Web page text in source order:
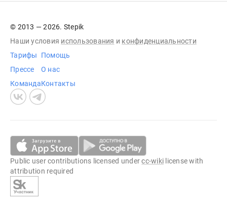
© 2013 — 2026. Stepik
Наши условия использования и конфиденциальности
Тарифы
Прессе
Команда
Помощь
О нас
Контакты
Public user contributions licensed undercc-wiki license with
attribution required